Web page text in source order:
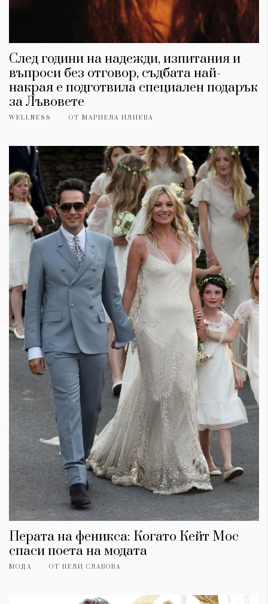
След години на надежди, изпитания и
въпроси без отговор, съдбата най-
накрая е подготвила специален подарък
за Лъвовете
WELLNESS ОТ МАРИЕЛА ИЛИЕВА
Перата на феникса: Когато Кейт Мос
спаси поета на модата
МОДА ОТ НЕЛИ СЛАВОВА